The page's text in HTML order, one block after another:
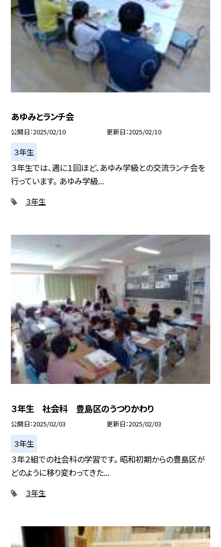
あゆみとランチ会
公開日 2025/02/10 更新日 2025/02/10
３年生
３年生では、週に１回ほど、あゆみ学級との交流ランチ会を
行っています。 あゆみ学級...
３年生
３年生 社会科 豊島区のうつりかわり
公開日 2025/02/03 更新日 2025/02/03
３年生
３年２組での社会科の学習です。 昭和初期からの豊島区が
どのように移り変わってきた...
３年生